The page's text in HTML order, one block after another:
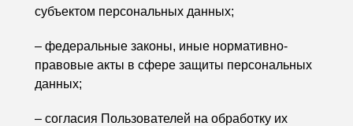
субъектом персональных данных;
– федеральные законы, иные нормативно-
правовые акты в сфере защиты персональных
данных;
– согласия Пользователей на обработку их